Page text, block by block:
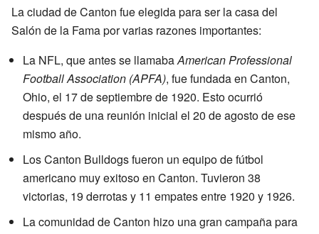
La ciudad de Canton fue elegida para ser la casa del
Salón de la Fama por varias razones importantes:
La NFL, que antes se llamabaAmerican Professional
Football Association (APFA), fue fundada en Canton,
Ohio, el 17 de septiembre de 1920. Esto ocurrió
después de una reunión inicial el 20 de agosto de ese
mismo año.
Los Canton Bulldogs fueron un equipo de fútbol
americano muy exitoso en Canton. Tuvieron 38
victorias, 19 derrotas y 11 empates entre 1920 y 1926.
La comunidad de Canton hizo una gran campaña para